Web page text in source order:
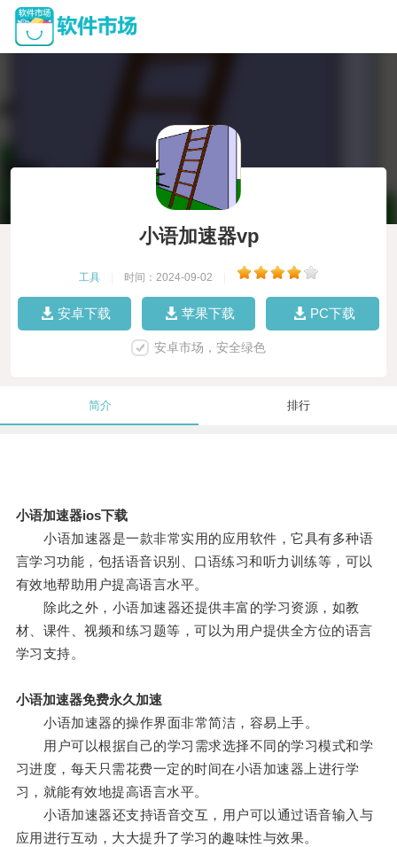
小语加速器vp
工具 时间：2024-09-02
安卓下载 苹果下载 PC下载
安卓市场，安全绿色
简介 排行
小语加速器ios下载
小语加速器是一款非常实用的应用软件，它具有多种语
言学习功能，包括语音识别、口语练习和听力训练等，可以
有效地帮助用户提高语言水平。
除此之外，小语加速器还提供丰富的学习资源，如教
材、课件、视频和练习题等，可以为用户提供全方位的语言
学习支持。
小语加速器免费永久加速
小语加速器的操作界面非常简洁，容易上手。
用户可以根据自己的学习需求选择不同的学习模式和学
习进度，每天只需花费一定的时间在小语加速器上进行学
习，就能有效地提高语言水平。
小语加速器还支持语音交互，用户可以通过语音输入与
应用进行互动，大大提升了学习的趣味性与效果。